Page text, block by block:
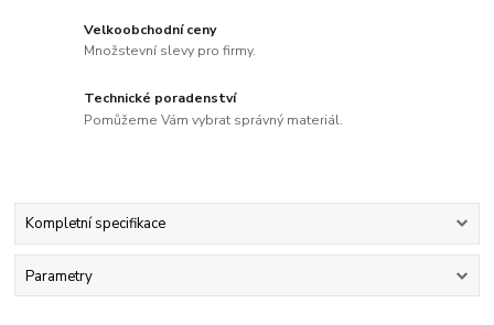
Velkoobchodní ceny
Množstevní slevy pro firmy.
Technické poradenství
Pomůžeme Vám vybrat správný materiál.
Kompletní specifikace
Parametry